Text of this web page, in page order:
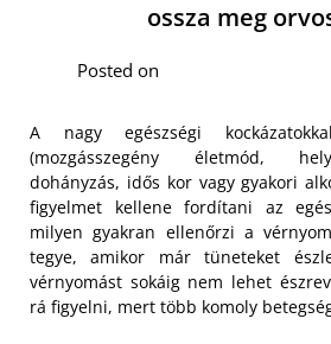
ossza meg
Posted on
A nagy egészségi
(mozgásszegény életmód,
dohányzás, idős kor vagy gyakori
figyelmet kellene fordítani az
milyen gyakran ellenőrzi a
tegye, amikor már tüneteket
vérnyomást sokáig nem lehet
rá figyelni, mert több komoly